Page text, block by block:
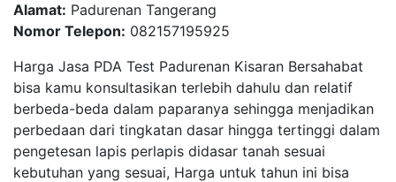
Alamat: Padurenan Tangerang
Nomor Telepon: 082157195925
Harga Jasa PDA Test Padurenan Kisaran Bersahabat
bisa kamu konsultasikan terlebih dahulu dan relatif
berbeda-beda dalam paparanya sehingga menjadikan
perbedaan dari tingkatan dasar hingga tertinggi dalam
pengetesan lapis perlapis didasar tanah sesuai
kebutuhan yang sesuai, Harga untuk tahun ini bisa